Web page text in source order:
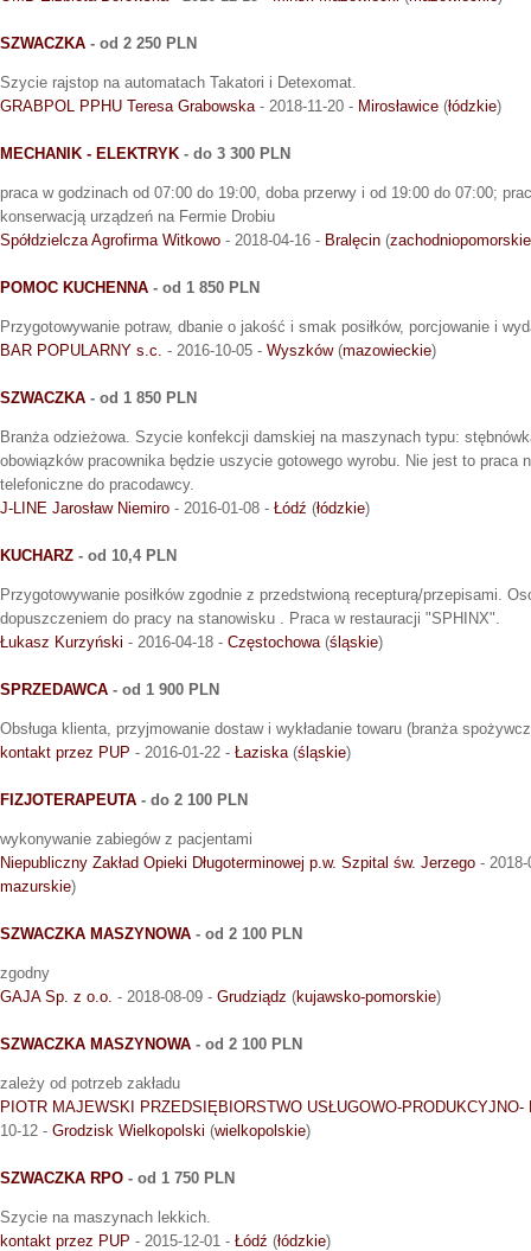
SZWACZKA - od 2 250 PLN
Szycie rajstop na automatach Takatori i Detexomat.
GRABPOL PPHU Teresa Grabowska - 2018-11-20 - Mirosławice (łódzkie)
MECHANIK - ELEKTRYK - do 3 300 PLN
praca w godzinach od 07:00 do 19:00, doba przerwy i od 19:00 do 07:00;
konserwacją urządzeń na Fermie Drobiu
Spółdzielcza Agrofirma Witkowo - 2018-04-16 - Bralęcin (zachodniopomorskie
POMOC KUCHENNA - od 1 850 PLN
Przygotowywanie potraw, dbanie o jakość i smak posiłków, porcjowanie i
BAR POPULARNY s.c. - 2016-10-05 - Wyszków(mazowieckie)
SZWACZKA - od 1 850 PLN
Branża odzieżowa. Szycie konfekcji damskiej na maszynach typu:
obowiązków pracownika będzie uszycie gotowego wyrobu. Nie jest to praca
telefoniczne do pracodawcy.
J-LINE Jarosław Niemiro - 2016-01-08 - Łódź (łódzkie)
KUCHARZ - od 10,4 PLN
Przygotowywanie posiłków zgodnie z przedstwioną recepturą/przepisami.
dopuszczeniem do pracy na stanowisku . Praca w restauracji "SPHINX".
Łukasz Kurzyński - 2016-04-18 - Częstochowa (śląskie)
SPRZEDAWCA - od 1 900 PLN
Obsługa klienta, przyjmowanie dostaw i wykładanie towaru (branża
kontakt przez PUP - 2016-01-22 - Łaziska (śląskie)
FIZJOTERAPEUTA - do 2 100 PLN
wykonywanie zabiegów z pacjentami
Niepubliczny Zakład Opieki Długoterminowej p.w. Szpital św. Jerzego -
mazurskie)
SZWACZKA MASZYNOWA - od 2 100 PLN
zgodny
GAJA Sp. z o.o. - 2018-08-09 - Grudziądz (kujawsko-pomorskie)
SZWACZKA MASZYNOWA - od 2 100 PLN
zależy od potrzeb zakładu
PIOTR MAJEWSKI PRZEDSIĘBIORSTWO USŁUGOWO-PRODUKCYJNO-
10-12 - Grodzisk Wielkopolski (wielkopolskie)
SZWACZKA RPO - od 1 750 PLN
Szycie na maszynach lekkich.
kontakt przez PUP - 2015-12-01 - Łódź (łódzkie)